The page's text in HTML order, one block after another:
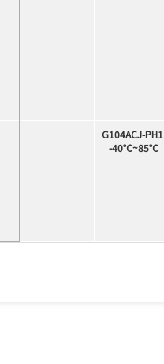
G104ACJ-PH1
-40℃~85℃